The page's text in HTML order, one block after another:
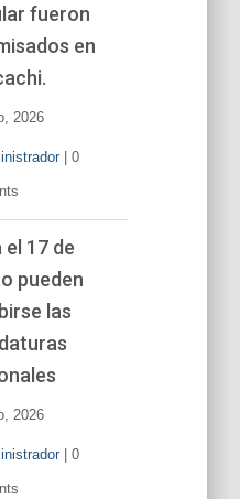
fueron
en
2026
| 0
el 17 de
pueden
las
2026
| 0